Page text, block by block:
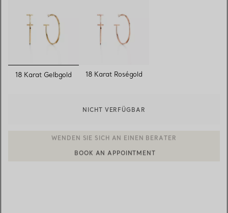
ausgewählt
18 Karat Gelbgold 18 Karat Roségold
NICHT VERFÜGBAR
EINEN KUNDENBERATER KONTAKTIEREN ODER EINEN